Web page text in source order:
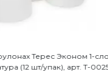
Терес Эконом 1-
(12 шт/упак), арт. Т-